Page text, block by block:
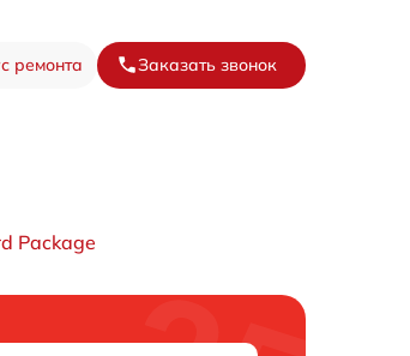
ремонта Заказать звонок
Package